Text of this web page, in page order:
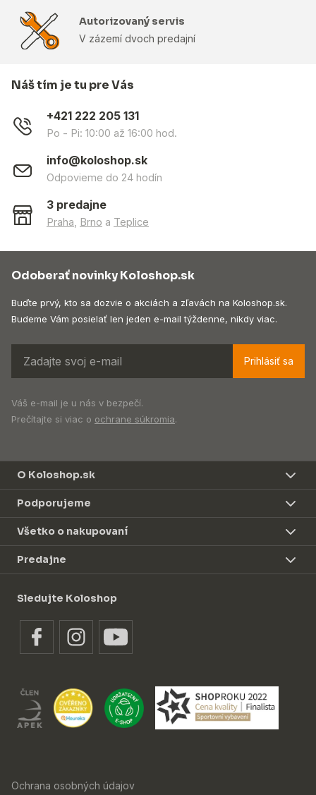
Autorizovaný servis
V zázemí dvoch predajní
Náš tím je tu pre Vás
+421 222 205 131
Po - Pi: 10:00 až 16:00 hod.
info@koloshop.sk
Odpovieme do 24 hodín
3 predajne
Praha Brno a Teplice
Odoberať novinky Koloshop.sk
Buďte prvý, kto sa dozvie o akciách a zľavách na Koloshop.sk.
Budeme Vám posielať len jeden e-mail týždenne, nikdy viac.
Prihlásiť sa
Váš e-mail je u nás v bezpečí.
Prečítajte si viac o ochrane súkromia.
O Koloshop.sk
Podporujeme
Všetko o nakupovaní
Predajne
Sledujte Koloshop
Ochrana osobných údajov